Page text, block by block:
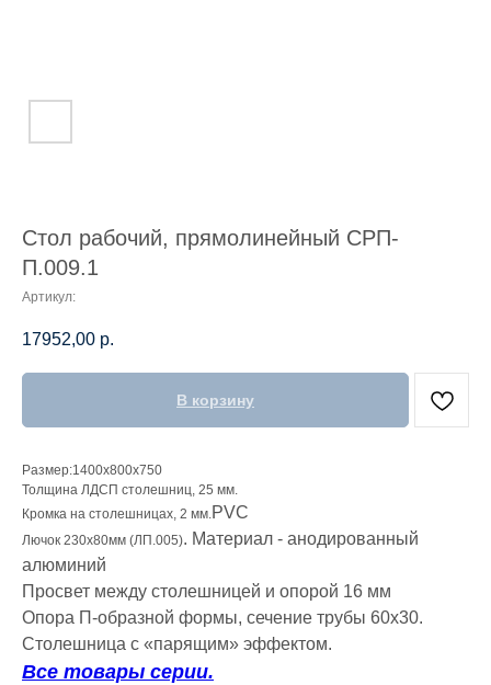
Стол рабочий, прямолинейный СРП-
П.009.1
Артикул:
17952,00 р.
В корзину
Размер:1400х800х750
Толщина ЛДСП столешниц, 25 мм.
Кромка на столешницах, 2 мм.PVC
Лючок 230х80мм (ЛП.005). Материал - анодированный
алюминий
Просвет между столешницей и опорой 16 мм
Опора П-образной формы, сечение трубы 60х30.
Столешница с «парящим» эффектом.
Все товары серии.